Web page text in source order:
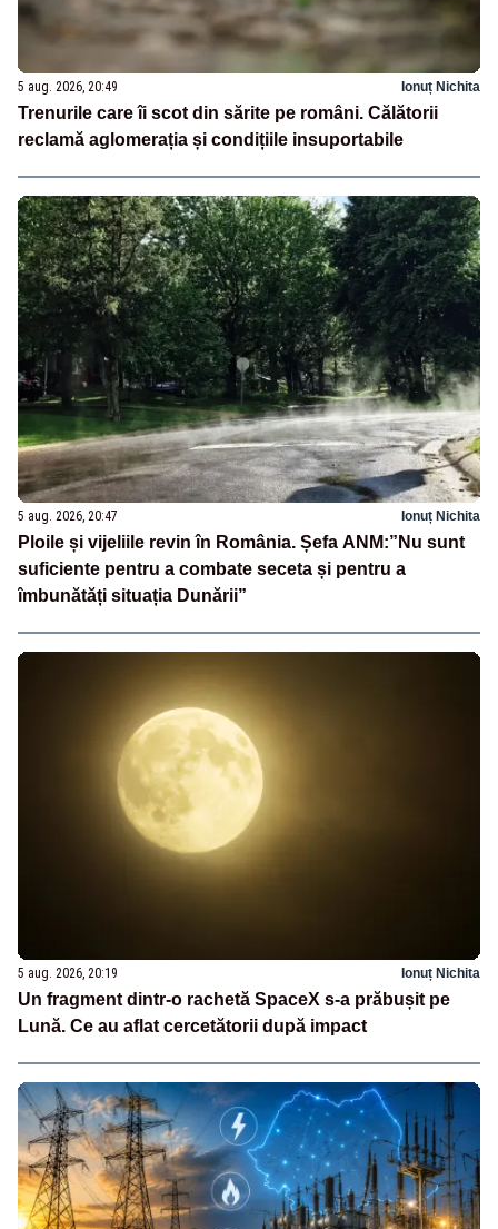
5 aug. 2026, 20:49 Ionuț Nichita
Trenurile care îi scot din sărite pe români. Călătorii
reclamă aglomerația și condițiile insuportabile
5 aug. 2026, 20:47 Ionuț Nichita
Ploile și vijeliile revin în România. Șefa ANM:”Nu sunt
suficiente pentru a combate seceta și pentru a
îmbunătăți situația Dunării”
5 aug. 2026, 20:19 Ionuț Nichita
Un fragment dintr-o rachetă SpaceX s-a prăbușit pe
Lună. Ce au aflat cercetătorii după impact